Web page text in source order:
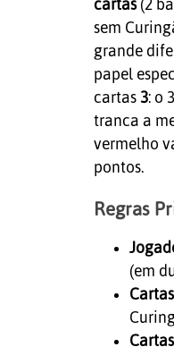
cartas(2
sem
grande
papel
cartas 3: o
tranca a
vermelho
pontos.
Regras
(em